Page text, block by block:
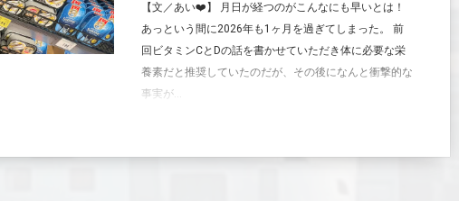
【文／あい❤️】 月日が経つのがこんなにも早いとは！
あっという間に2026年も1ヶ月を過ぎてしまった。 前
回ビタミンCとDの話を書かせていただき体に必要な栄
養素だと推奨していたのだが、その後になんと衝撃的な
事実が...